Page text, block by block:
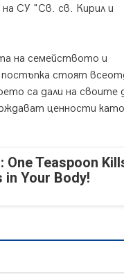
СУ "Св. св. Кирил и
на семейството и
стоят
са дали на своите
ценности като
One Teaspoon
in Your Body!